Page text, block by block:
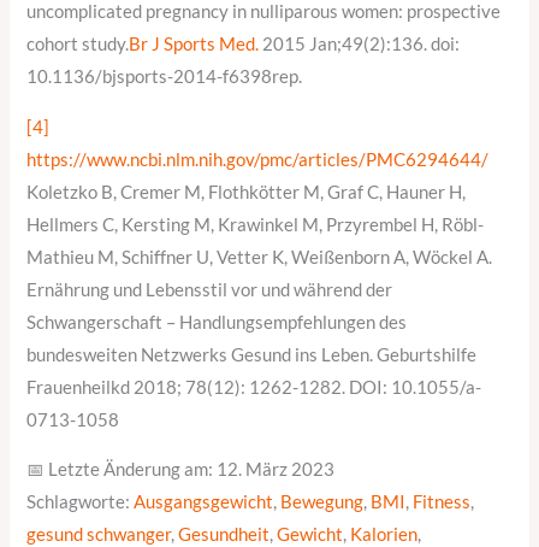
uncomplicated pregnancy in nulliparous women: prospective
cohort study.Br J Sports Med. 2015 Jan;49(2):136. doi:
10.1136/bjsports-2014-f6398rep.
[4]
https://www.ncbi.nlm.nih.gov/pmc/articles/PMC6294644/
Koletzko B, Cremer M, Flothkötter M, Graf C, Hauner H,
Hellmers C, Kersting M, Krawinkel M, Przyrembel H, Röbl-
Mathieu M, Schiffner U, Vetter K, Weißenborn A, Wöckel A.
Ernährung und Lebensstil vor und während der
Schwangerschaft – Handlungsempfehlungen des
bundesweiten Netzwerks Gesund ins Leben. Geburtshilfe
Frauenheilkd 2018; 78(12): 1262-1282. DOI: 10.1055/a-
0713-1058
📅 Letzte Änderung am: 12. März 2023
Schlagworte:Ausgangsgewicht, Bewegung, BMI, Fitness,
gesund schwanger,Gesundheit,Gewicht, Kalorien,